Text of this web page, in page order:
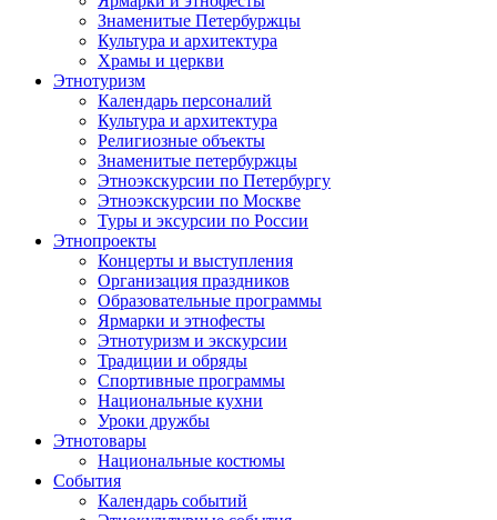
Знаменитые Петербуржцы
Культура и архитектура
Храмы и церкви
Этнотуризм
Календарь персоналий
Культура и архитектура
Религиозные объекты
Знаменитые петербуржцы
Этноэкскурсии по Петербургу
Этноэкскурсии по Москве
Туры и эксурсии по России
Этнопроекты
Концерты и выступления
Организация праздников
Образовательные программы
Ярмарки и этнофесты
Этнотуризм и экскурсии
Традиции и обряды
Спортивные программы
Национальные кухни
Уроки дружбы
Этнотовары
Национальные костюмы
События
Календарь событий